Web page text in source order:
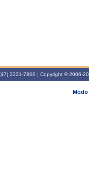
3331-7800 | Copyright © 2006-
Modo